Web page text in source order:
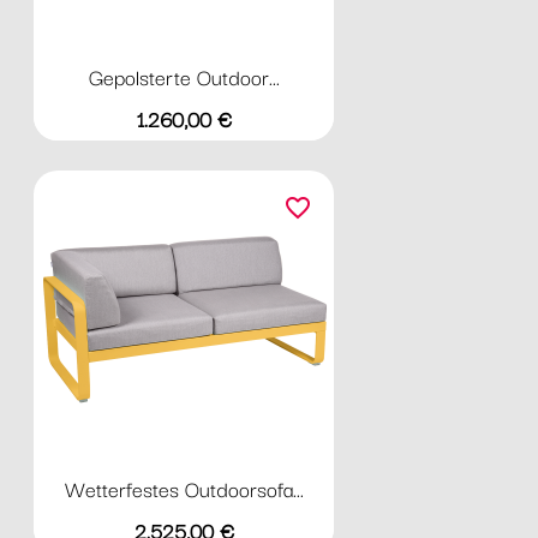
Gepolsterte Outdoor...
Preis
1.260,00 €
Wetterfestes Outdoorsofa...
Preis
2.525,00 €
favorite_border